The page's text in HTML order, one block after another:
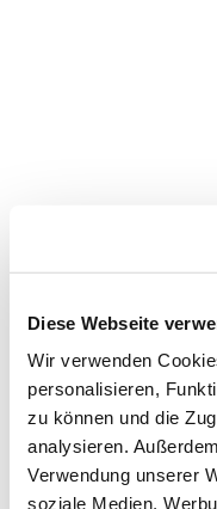
Diese Webseite
Wir verwenden
personalisieren,
zu können und die
analysieren.
Verwendung unserer
soziale Medien,
Dies